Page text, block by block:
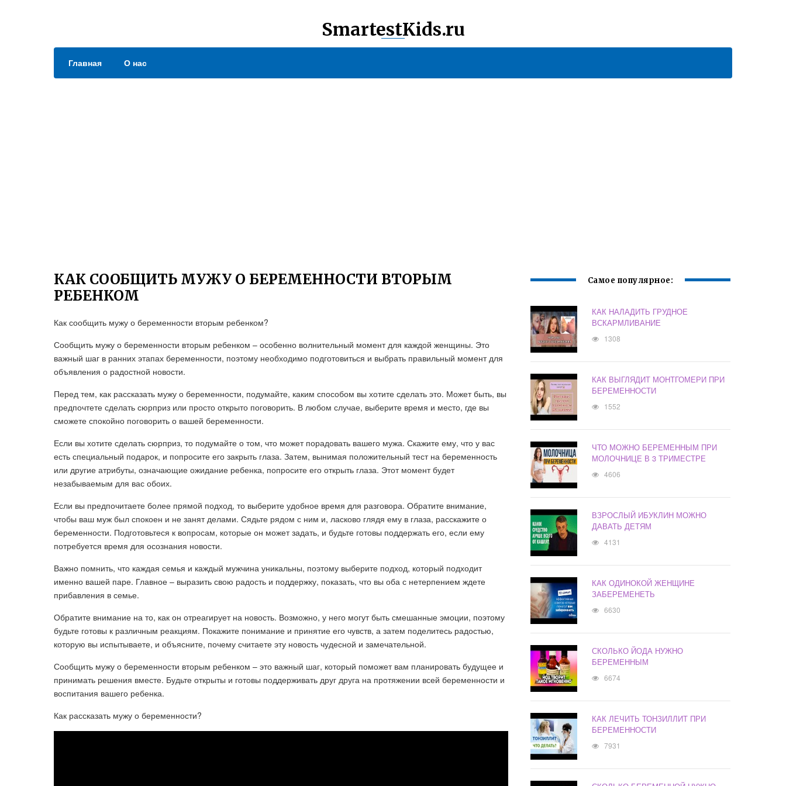
SmartestKids.ru
Главная О нас
КАК СООБЩИТЬ МУЖУ О БЕРЕМЕННОСТИ ВТОРЫМ
РЕБЕНКОМ
Как сообщить мужу о беременности вторым ребенком?
Сообщить мужу о беременности вторым ребенком – особенно волнительный момент для каждой женщины. Это
важный шаг в ранних этапах беременности, поэтому необходимо подготовиться и выбрать правильный момент для
объявления о радостной новости.
Перед тем, как рассказать мужу о беременности, подумайте, каким способом вы хотите сделать это. Может быть, вы
предпочтете сделать сюрприз или просто открыто поговорить. В любом случае, выберите время и место, где вы
сможете спокойно поговорить о вашей беременности.
Если вы хотите сделать сюрприз, то подумайте о том, что может порадовать вашего мужа. Скажите ему, что у вас
есть специальный подарок, и попросите его закрыть глаза. Затем, вынимая положительный тест на беременность
или другие атрибуты, означающие ожидание ребенка, попросите его открыть глаза. Этот момент будет
незабываемым для вас обоих.
Если вы предпочитаете более прямой подход, то выберите удобное время для разговора. Обратите внимание,
чтобы ваш муж был спокоен и не занят делами. Сядьте рядом с ним и, ласково глядя ему в глаза, расскажите о
беременности. Подготовьтеся к вопросам, которые он может задать, и будьте готовы поддержать его, если ему
потребуется время для осознания новости.
Важно помнить, что каждая семья и каждый мужчина уникальны, поэтому выберите подход, который подходит
именно вашей паре. Главное – выразить свою радость и поддержку, показать, что вы оба с нетерпением ждете
прибавления в семье.
Обратите внимание на то, как он отреагирует на новость. Возможно, у него могут быть смешанные эмоции, поэтому
будьте готовы к различным реакциям. Покажите понимание и принятие его чувств, а затем поделитесь радостью,
которую вы испытываете, и объясните, почему считаете эту новость чудесной и замечательной.
Сообщить мужу о беременности вторым ребенком – это важный шаг, который поможет вам планировать будущее и
принимать решения вместе. Будьте открыты и готовы поддерживать друг друга на протяжении всей беременности и
воспитания вашего ребенка.
Как рассказать мужу о беременности?
Самое популярное:
КАК НАЛАДИТЬ ГРУДНОЕ
ВСКАРМЛИВАНИЕ
1308
КАК ВЫГЛЯДИТ МОНТГОМЕРИ ПРИ
БЕРЕМЕННОСТИ
1552
ЧТО МОЖНО БЕРЕМЕННЫМ ПРИ
МОЛОЧНИЦЕ В 3 ТРИМЕСТРЕ
4606
ВЗРОСЛЫЙ ИБУКЛИН МОЖНО
ДАВАТЬ ДЕТЯМ
4131
КАК ОДИНОКОЙ ЖЕНЩИНЕ
ЗАБЕРЕМЕНЕТЬ
6630
СКОЛЬКО ЙОДА НУЖНО
БЕРЕМЕННЫМ
6674
КАК ЛЕЧИТЬ ТОНЗИЛЛИТ ПРИ
БЕРЕМЕННОСТИ
7931